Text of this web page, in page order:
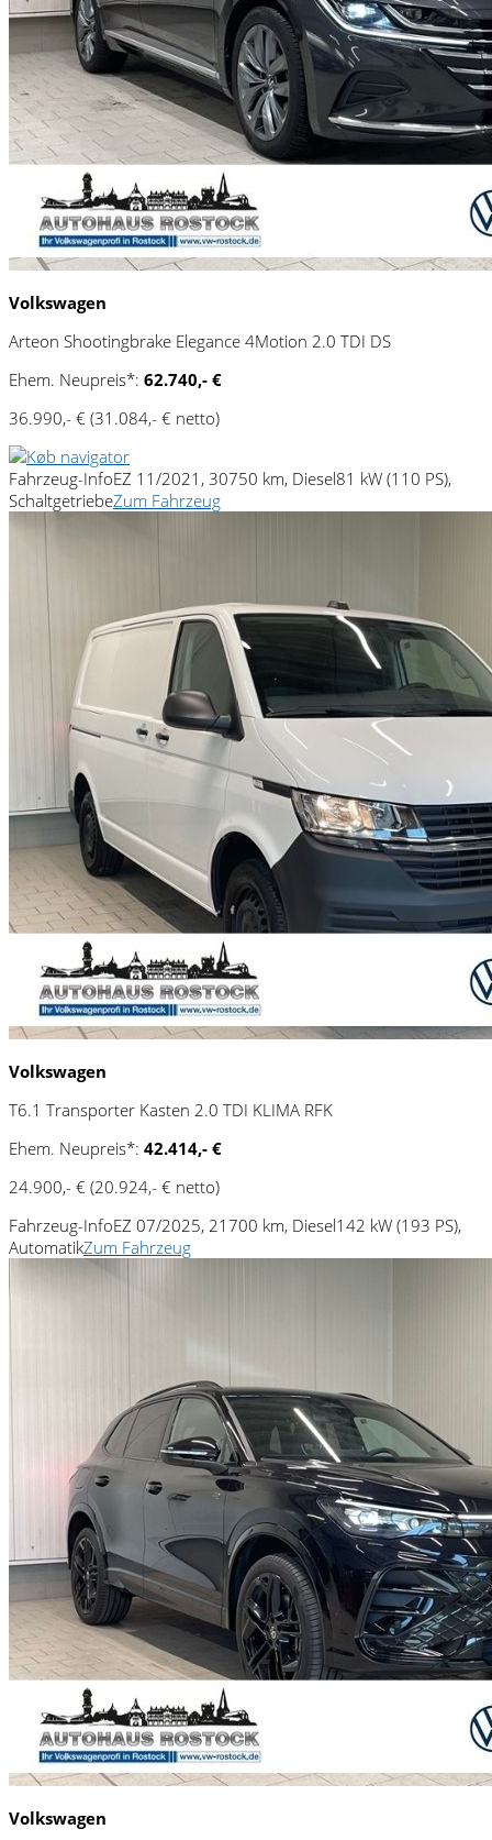
Volkswagen
Arteon Shootingbrake Elegance 4Motion 2.0 TDI DS
Ehem. Neupreis*: 62.740,- €
36.990,- € (31.084,- € netto)
Fahrzeug-InfoEZ 11/2021, 30750 km, Diesel81 kW (110 PS),
SchaltgetriebeZum Fahrzeug
Volkswagen
T6.1 Transporter Kasten 2.0 TDI KLIMA RFK
Ehem. Neupreis*: 42.414,- €
24.900,- € (20.924,- € netto)
Fahrzeug-InfoEZ 07/2025, 21700 km, Diesel142 kW (193 PS),
AutomatikZum Fahrzeug
Volkswagen